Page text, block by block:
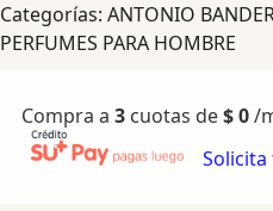
Categorías: ANTONIO
PERFUMES PARA HOMBRE
Compra a 3 cuotas de$0/